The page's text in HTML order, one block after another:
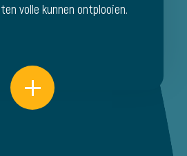
volle kunnen ontplooien.